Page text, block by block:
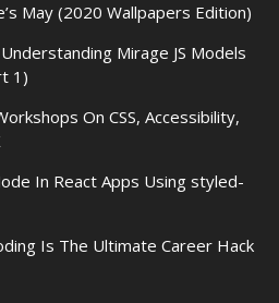
May (2020 Wallpapers Edition)
Mirage JS Models
1)
On CSS, Accessibility,
In React Apps Using styled-
Is The Ultimate Career Hack